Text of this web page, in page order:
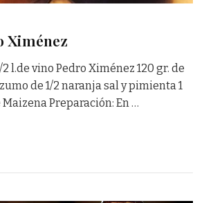
Ximénez
l.de vino Pedro Ximénez 120 gr. de
de 1/2 naranja sal y pimienta 1
Preparación: En …